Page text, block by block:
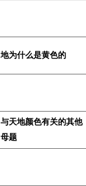
地为什么是黄色的
与天地颜色有关的其他
母题